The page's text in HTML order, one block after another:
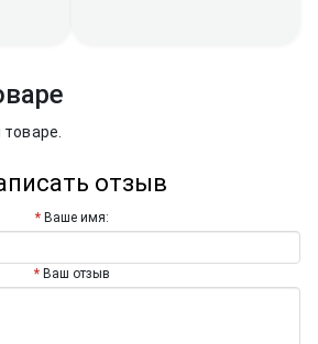
отзыв
Ваше имя:
Ваш отзыв